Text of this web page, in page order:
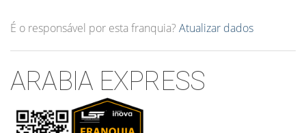
É o responsável por esta franquia? Atualizar dados
ARABIA EXPRESS